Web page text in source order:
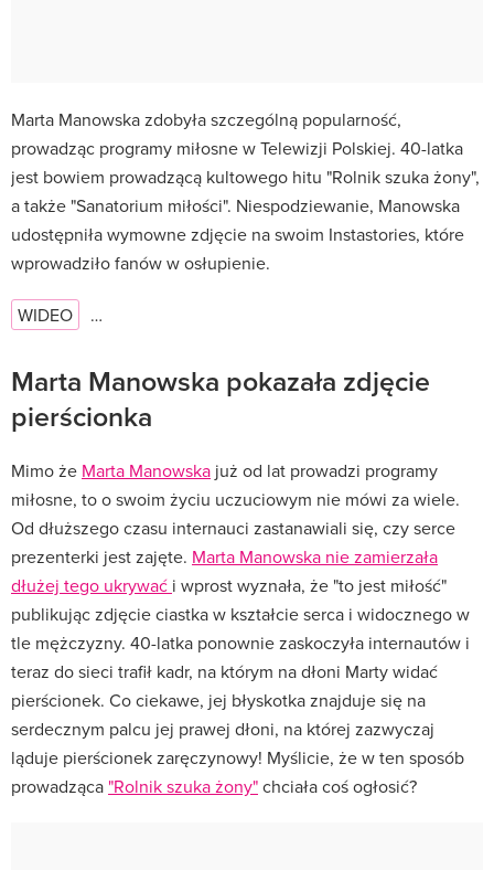
Marta Manowska zdobyła szczególną popularność,
prowadząc programy miłosne w Telewizji Polskiej. 40-latka
jest bowiem prowadzącą kultowego hitu "Rolnik szuka żony",
a także "Sanatorium miłości". Niespodziewanie, Manowska
udostępniła wymowne zdjęcie na swoim Instastories, które
wprowadziło fanów w osłupienie.
WIDEO …
Marta Manowska pokazała zdjęcie
pierścionka
Mimo że Marta Manowska już od lat prowadzi programy
miłosne, to o swoim życiu uczuciowym nie mówi za wiele.
Od dłuższego czasu internauci zastanawiali się, czy serce
prezenterki jest zajęte. Marta Manowska nie zamierzała
dłużej tego ukrywać i wprost wyznała, że "to jest miłość"
publikując zdjęcie ciastka w kształcie serca i widocznego w
tle mężczyzny. 40-latka ponownie zaskoczyła internautów i
teraz do sieci trafił kadr, na którym na dłoni Marty widać
pierścionek. Co ciekawe, jej błyskotka znajduje się na
serdecznym palcu jej prawej dłoni, na której zazwyczaj
ląduje pierścionek zaręczynowy! Myślicie, że w ten sposób
prowadząca "Rolnik szuka żony"chciała coś ogłosić?